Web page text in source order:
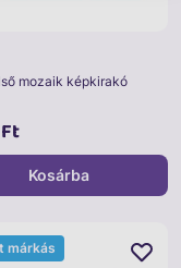
mozaik képkirakó
Kosárba
márkás